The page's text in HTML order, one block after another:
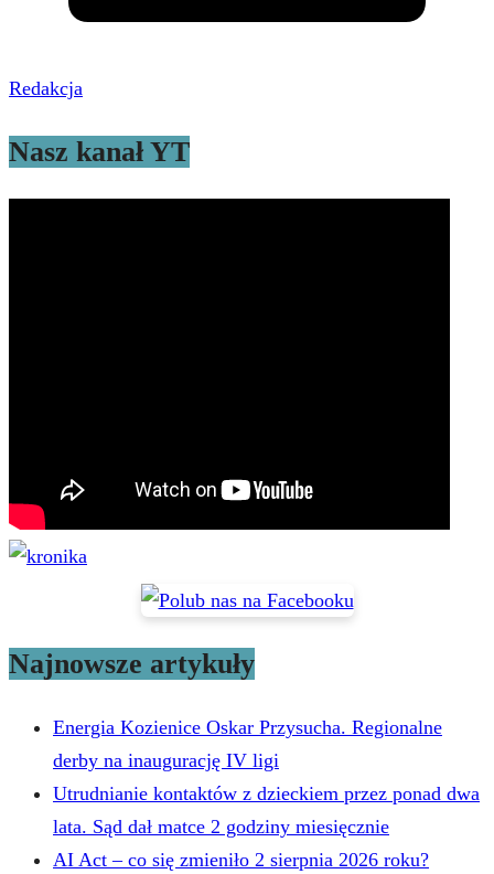
Redakcja
Nasz kanał YT
Najnowsze artykuły
Energia Kozienice Oskar Przysucha. Regionalne
derby na inaugurację IV ligi
Utrudnianie kontaktów z dzieckiem przez ponad dwa
lata. Sąd dał matce 2 godziny miesięcznie
AI Act – co się zmieniło 2 sierpnia 2026 roku?